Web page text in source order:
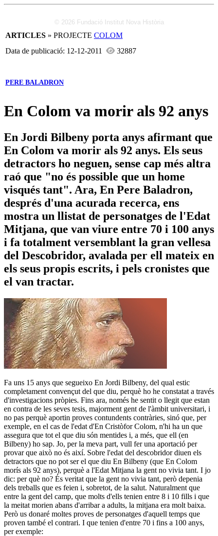
© 2026 Fundació Institut Nova Història
ARTICLES » PROJECTE COLOM
Data de publicació: 12-12-2011
32887
PERE BALADRON
En Colom va morir als 92 anys
En Jordi Bilbeny porta anys afirmant que
En Colom va morir als 92 anys. Els seus
detractors ho neguen, sense cap més altra
raó que "no és possible que un home
visqués tant". Ara, En Pere Baladron,
després d'una acurada recerca, ens
mostra un llistat de personatges de l'Edat
Mitjana, que van viure entre 70 i 100 anys
i fa totalment versemblant la gran vellesa
del Descobridor, avalada per ell mateix en
els seus propis escrits, i pels cronistes que
el van tractar.
Fa uns 15 anys que segueixo En Jordi Bilbeny, del qual estic
completament convençut del que diu, perquè ho he constatat a través
d'investigacions pròpies. Fins ara, només he sentit o llegit que estan
en contra de les seves tesis, majorment gent de l'àmbit universitari, i
no pas perquè aportin proves contundents contràries, sinó que, per
exemple, en el cas de l'edat d'En Cristòfor Colom, n'hi ha un que
assegura que tot el que diu són mentides i, a més, que ell (en
Bilbeny) ho sap. Jo, per la meva part, vull fer una aportació per
provar que això no és així. Sobre l'edat del descobridor diuen els
detractors que no pot ser el que diu En Bilbeny (que En Colom
morís als 92 anys), perquè a l'Edat Mitjana la gent no vivia tant. I jo
dic: per què no? És veritat que la gent no vivia tant, però depenia
dels treballs que es feien i, sobretot, de la salut. Naturalment que
entre la gent del camp, que molts d'ells tenien entre 8 i 10 fills i que
la meitat morien abans d'arribar a adults, la mitjana era molt baixa.
Però us donaré moltes proves de personatges d'aquell temps que
proven també el contrari. I que tenien d'entre 70 i fins a 100 anys,
per exemple: